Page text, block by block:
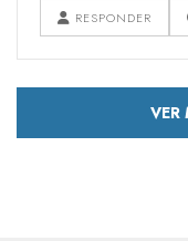
RESPONDER
VER